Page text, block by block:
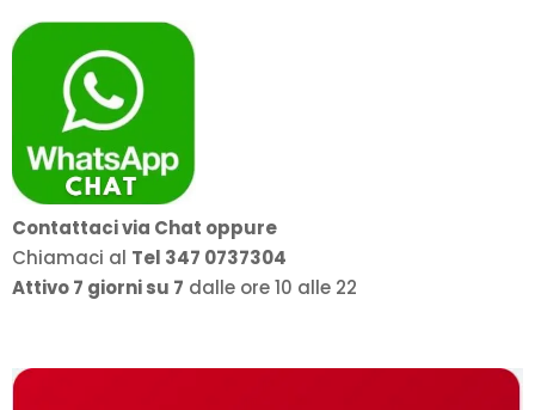
Contattaci via Chat oppure
Chiamaci al Tel 347 0737304
Attivo 7 giorni su 7 dalle ore 10 alle 22